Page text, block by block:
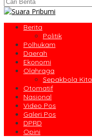
Berita
Politik
Polhukam
Daerah
Ekonomi
Olahraga
Sepakbola Kita
Otomatif
Nasional
Video Pos
Galeri Pos
DPRD
Opini